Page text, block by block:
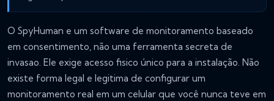
O SpyHuman e um software de monitoramento baseado
em consentimento, não uma ferramenta secreta de
invasao. Ele exige acesso fisico único para a instalação. Não
existe forma legal e legitima de configurar um
monitoramento real em um celular que você nunca teve em